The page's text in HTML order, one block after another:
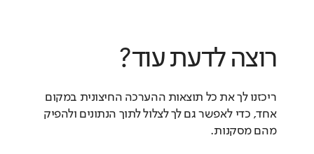
רוצה לדעת עוד?
ריכזנו לך את כל תוצאות ההערכה החיצונית במקום
אחד, כדי לאפשר גם לך לצלול לתוך הנתונים ולהפיק
מהם מסקנות.